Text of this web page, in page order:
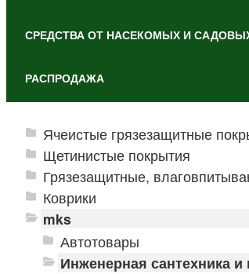
СРЕДСТВА ОТ НАСЕКОМЫХ И
РАСПРОДАЖА
Ячеистые грязезащитные
Щетинистые покрытия
Грязезащитные,
Коврики
mks
Автотовары
Инженерная сантехника